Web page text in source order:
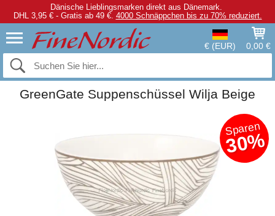
Dänische Lieblingsmarken direkt aus Dänemark.
DHL 3,95 € - Gratis ab 49 €. 4000 Schnäppchen bis zu 70% reduziert.
€ (EUR) 0,00 €
GreenGate Suppenschüssel Wilja Beige
Sparen
30%